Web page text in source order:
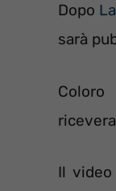
Dopo
sarà
Il video